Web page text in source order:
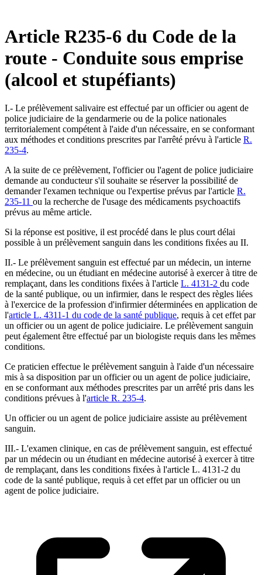
Article R235-6 du Code de la
route - Conduite sous emprise
(alcool et stupéfiants)
I.- Le prélèvement salivaire est effectué par un officier ou agent de
police judiciaire de la gendarmerie ou de la police nationales
territorialement compétent à l'aide d'un nécessaire, en se conformant
aux méthodes et conditions prescrites par l'arrêté prévu à l'article R.
235-4.
A la suite de ce prélèvement, l'officier ou l'agent de police judiciaire
demande au conducteur s'il souhaite se réserver la possibilité de
demander l'examen technique ou l'expertise prévus par l'article R.
235-11 ou la recherche de l'usage des médicaments psychoactifs
prévus au même article.
Si la réponse est positive, il est procédé dans le plus court délai
possible à un prélèvement sanguin dans les conditions fixées au II.
II.- Le prélèvement sanguin est effectué par un médecin, un interne
en médecine, ou un étudiant en médecine autorisé à exercer à titre de
remplaçant, dans les conditions fixées à l'article L. 4131-2 du code
de la santé publique, ou un infirmier, dans le respect des règles liées
à l'exercice de la profession d'infirmier déterminées en application de
l'article L. 4311-1 du code de la santé publique, requis à cet effet par
un officier ou un agent de police judiciaire. Le prélèvement sanguin
peut également être effectué par un biologiste requis dans les mêmes
conditions.
Ce praticien effectue le prélèvement sanguin à l'aide d'un nécessaire
mis à sa disposition par un officier ou un agent de police judiciaire,
en se conformant aux méthodes prescrites par un arrêté pris dans les
conditions prévues à l'article R. 235-4.
Un officier ou un agent de police judiciaire assiste au prélèvement
sanguin.
III.- L'examen clinique, en cas de prélèvement sanguin, est effectué
par un médecin ou un étudiant en médecine autorisé à exercer à titre
de remplaçant, dans les conditions fixées à l'article L. 4131-2 du
code de la santé publique, requis à cet effet par un officier ou un
agent de police judiciaire.